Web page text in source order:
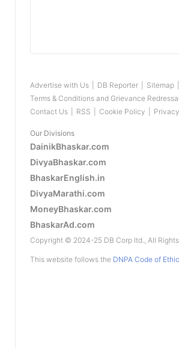
Advertise with Us DB Reporter Sitemap
Terms & Conditions and Grievance
Contact Us
RSS Cookie Policy
Our Divisions
DainikBhaskar.com
DivyaBhaskar.com
BhaskarEnglish.in
DivyaMarathi.com
MoneyBhaskar.com
BhaskarAd.com
Copyright © 2024-25 DB Corp ltd., All
This website follows the DNPA Code of